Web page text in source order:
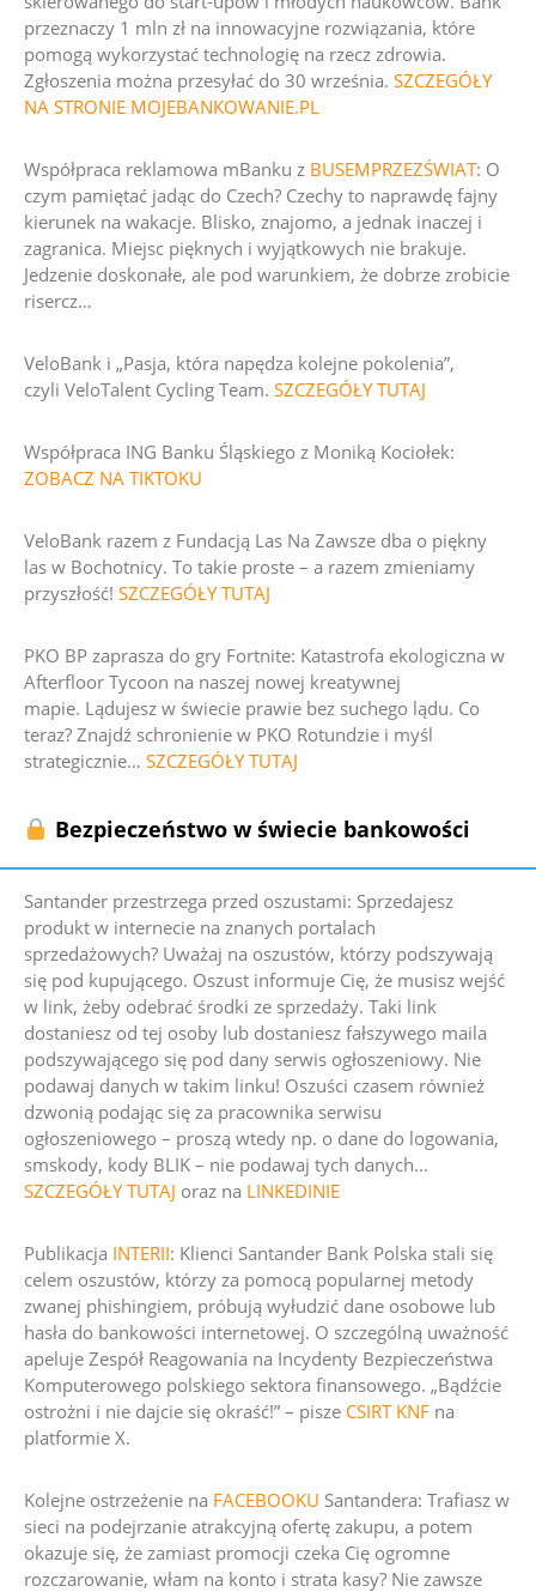
przeznaczy 1 mln zł na innowacyjne rozwiązania, które
pomogą wykorzystać technologię na rzecz zdrowia.
Zgłoszenia można przesyłać do 30 września. SZCZEGÓŁY
NA STRONIE MOJEBANKOWANIE.PL
Współpraca reklamowa mBanku z BUSEMPRZEZŚWIAT: O
czym pamiętać jadąc do Czech? Czechy to naprawdę fajny
kierunek na wakacje. Blisko, znajomo, a jednak inaczej i
zagranica. Miejsc pięknych i wyjątkowych nie brakuje.
Jedzenie doskonałe, ale pod warunkiem, że dobrze zrobicie
risercz…
VeloBank i „Pasja, która napędza kolejne pokolenia”,
czyli VeloTalent Cycling Team. SZCZEGÓŁY TUTAJ
Współpraca ING Banku Śląskiego z Moniką Kociołek:
ZOBACZ NA TIKTOKU
VeloBank razem z Fundacją Las Na Zawsze dba o piękny
las w Bochotnicy. To takie proste – a razem zmieniamy
przyszłość! SZCZEGÓŁY TUTAJ
PKO BP zaprasza do gry Fortnite: Katastrofa ekologiczna w
Afterfloor Tycoon na naszej nowej kreatywnej
mapie. Lądujesz w świecie prawie bez suchego lądu. Co
teraz? Znajdź schronienie w PKO Rotundzie i myśl
strategicznie… SZCZEGÓŁY TUTAJ
Bezpieczeństwo w świecie bankowości
Santander przestrzega przed oszustami: Sprzedajesz
produkt w internecie na znanych portalach
sprzedażowych? Uważaj na oszustów, którzy podszywają
się pod kupującego. Oszust informuje Cię, że musisz wejść
w link, żeby odebrać środki ze sprzedaży. Taki link
dostaniesz od tej osoby lub dostaniesz fałszywego maila
podszywającego się pod dany serwis ogłoszeniowy. Nie
podawaj danych w takim linku! Oszuści czasem również
dzwonią podając się za pracownika serwisu
ogłoszeniowego – proszą wtedy np. o dane do logowania,
smskody, kody BLIK – nie podawaj tych danych...
SZCZEGÓŁY TUTAJ oraz na LINKEDINIE
Publikacja INTERII: Klienci Santander Bank Polska stali się
celem oszustów, którzy za pomocą popularnej metody
zwanej phishingiem, próbują wyłudzić dane osobowe lub
hasła do bankowości internetowej. O szczególną uważność
apeluje Zespół Reagowania na Incydenty Bezpieczeństwa
Komputerowego polskiego sektora finansowego. „Bądźcie
ostrożni i nie dajcie się okraść!” – pisze CSIRT KNF na
platformie X.
Kolejne ostrzeżenie na FACEBOOKU Santandera: Trafiasz w
sieci na podejrzanie atrakcyjną ofertę zakupu, a potem
okazuje się, że zamiast promocji czeka Cię ogromne
rozczarowanie, włam na konto i strata kasy? Nie zawsze